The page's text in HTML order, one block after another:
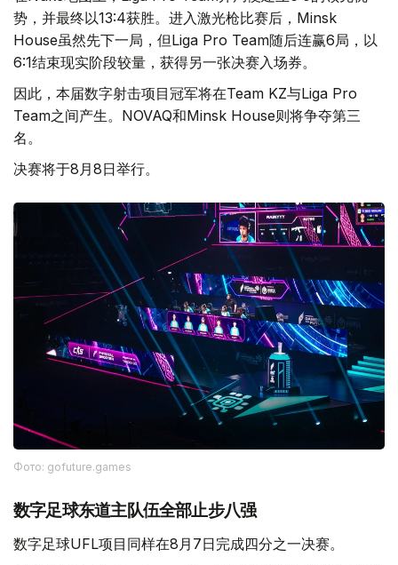
势，并最终以13:4获胜。进入激光枪比赛后，Minsk
House虽然先下一局，但Liga Pro Team随后连赢6局，以
6:1结束现实阶段较量，获得另一张决赛入场券。
因此，本届数字射击项目冠军将在Team KZ与Liga Pro
Team之间产生。NOVAQ和Minsk House则将争夺第三
名。
决赛将于8月8日举行。
Фото: gofuture.games
数字足球东道主队伍全部止步八强
数字足球UFL项目同样在8月7日完成四分之一决赛。